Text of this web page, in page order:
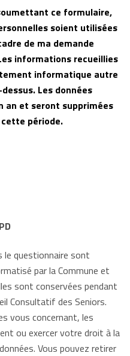
ce formulaire,
soient utilisées
de ma demande
informations recueillies
informatique autre
Les données
an et seront supprimées
période.
le questionnaire sont
par la Commune et
sont conservées pendant
Consultatif des Seniors.
vous concernant, les
ou exercer votre droit à la
Vous pouvez retirer